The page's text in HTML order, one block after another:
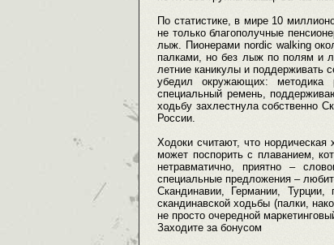
По статистике, в мире 10
не только благополучные
лыж. Пионерами nordic walking
палками, но без лыж по полям и
летние каникулы и поддерживать
убедил окружающих: методика
специальный ремень,
ходьбу захлестнула собственно
России.
Ходоки считают, что
может поспорить с плаванием,
нетравматично, приятно –
специальные предложения –
Скандинавии, Германии,
скандинавской ходьбы (палки,
не просто очередной
Заходите за бонусом